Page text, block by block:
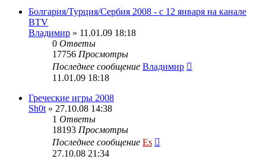
Болгария/Турция/Сербия 2008 - c 12 января на канале
BTV
Владимир » 11.01.09 18:18
0 Ответы
17756 Просмотры
Последнее сообщение Владимир
11.01.09 18:18
Греческие игры 2008
Sh0t » 27.10.08 14:38
1 Ответы
18193 Просмотры
Последнее сообщение Es
27.10.08 21:34